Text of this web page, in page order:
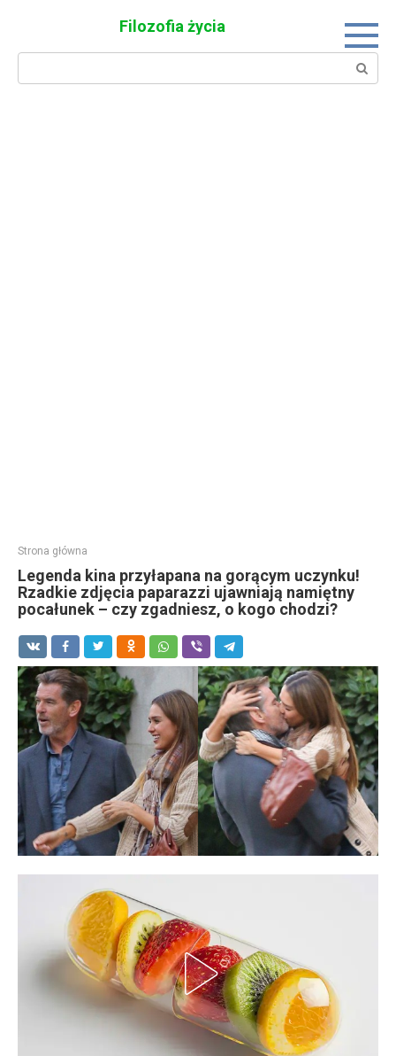
Filozofia życia
Search:
Strona główna
Legenda kina przyłapana na gorącym uczynku!
Rzadkie zdjęcia paparazzi ujawniają namiętny
pocałunek – czy zgadniesz, o kogo chodzi?